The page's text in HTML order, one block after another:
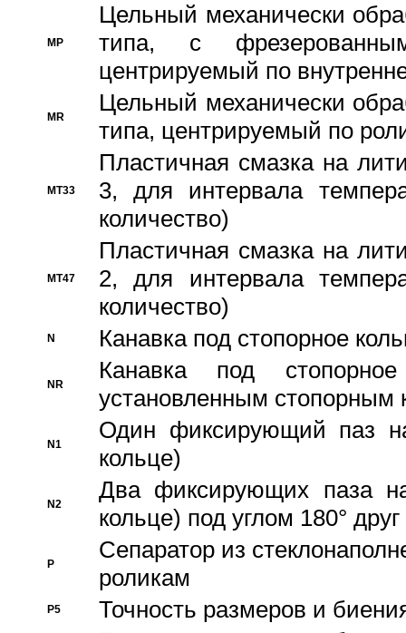
MP
Цельный механически
типа, с
центрируемый по
MR
Цельный механически
типа, центрируемый по
MT33
Пластичная смазка на
3, для интервала
количество)
MT47
Пластичная смазка на
2, для интервала
количество)
N Канавка под стопорное
NR
Канавка под
установленным стопорным
N1
Один фиксирующий паз
кольце)
N2
Два фиксирующих паза
кольце) под углом 180° друг
P
Cепаратор из
роликам
P5 Точность размеров и